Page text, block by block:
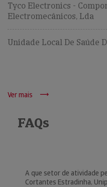
Tyco Electronics -
Electromecânicos, Lda
Unidade Local De Saúde
Ver mais
FAQs
A que setor de atividade
Cortantes Estradinha,